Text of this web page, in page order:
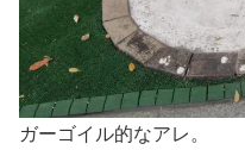
ガーゴイル的なアレ。